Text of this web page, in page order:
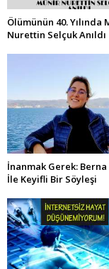
Ölümünün 40. Yılında
Nurettin Selçuk Anıldı
İnanmak Gerek: Berna
İle Keyifli Bir Söyleşi